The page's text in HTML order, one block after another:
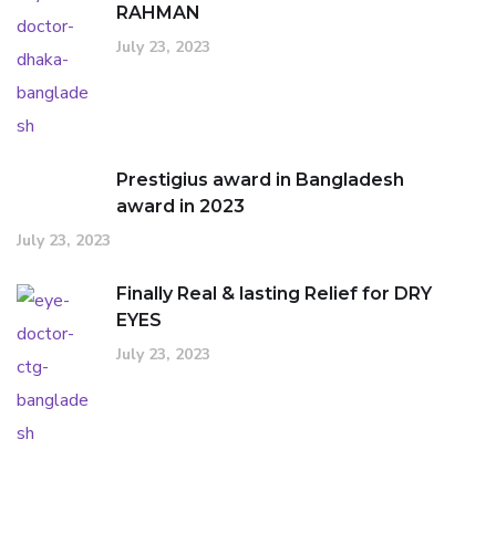
RAHMAN
July 23, 2023
Prestigius award in Bangladesh
award in 2023
July 23, 2023
Finally Real & lasting Relief for DRY
EYES
July 23, 2023